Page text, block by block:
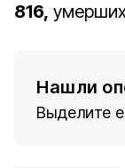
816,
Нашли
Выделите